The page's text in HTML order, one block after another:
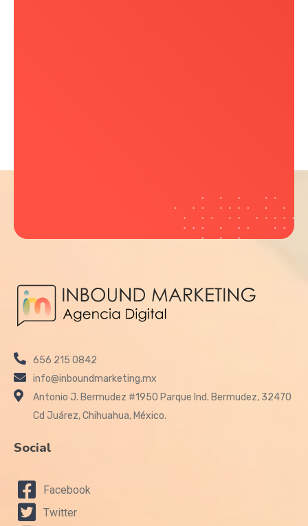
656 215 0842
info@inboundmarketing.mx
Antonio J. Bermudez #1950 Parque Ind. Bermudez, 32470
Cd Juárez, Chihuahua, México.
Social
Facebook
Twitter